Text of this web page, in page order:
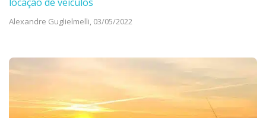
Alexandre Guglielmelli, 03/05/2022